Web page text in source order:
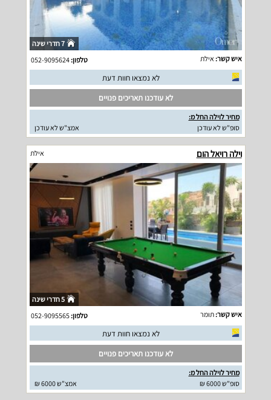
7 חדרי שינה
איש קשר: אילת טלפון:052-9095624
לא נמצאו חוות דעת
לא עודכנו תאריכים פנויים
מחיר לוילה החל מ:
סופ"ש לא עודכן
אמצ"ש לא עודכן
וילה רויאל הום אילת
5 חדרי שינה
איש קשר:תומר טלפון:052-9095565
לא נמצאו חוות דעת
לא עודכנו תאריכים פנויים
מחיר לוילה החל מ:
סופ"ש 6000 ₪
אמצ"ש 6000 ₪